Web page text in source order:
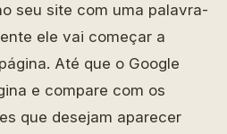
seu site com uma palavra-
ele vai começar a
Até que o Google
e compare com os
que desejam aparecer